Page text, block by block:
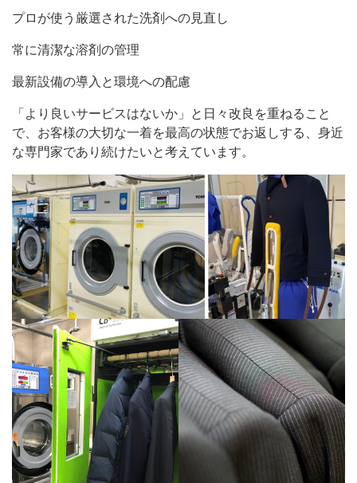
プロが使う厳選された洗剤への見直し
常に清潔な溶剤の管理
最新設備の導入と環境への配慮
「より良いサービスはないか」と日々改良を重ねること
で、お客様の大切な一着を最高の状態でお返しする、身近
な専門家であり続けたいと考えています。